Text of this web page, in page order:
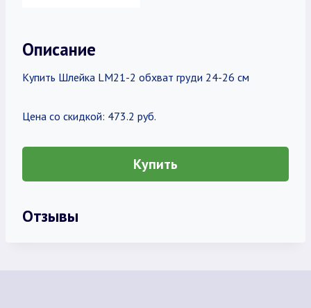
Описание
Купить Шлейка LM21-2 обхват груди 24-26 см
Цена со скидкой: 473.2 руб.
Купить
Отзывы